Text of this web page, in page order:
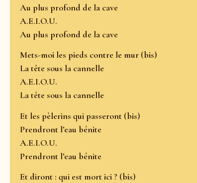
Au plus profond de la cave
A.E.I.O.U.
Au plus profond de la cave
Mets-moi les pieds contre le mur (bis)
La tête sous la cannelle
A.E.I.O.U.
La tête sous la cannelle
Et les pèlerins qui passeront (bis)
Prendront l’eau bénite
A.E.I.O.U.
Prendront l’eau bénite
Et diront : qui est mort ici ? (bis)